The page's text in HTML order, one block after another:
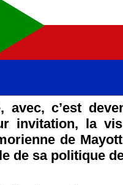
avec, c’est
invitation, la
de
de sa politique